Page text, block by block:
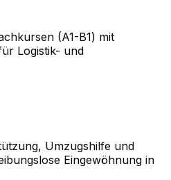
(A1-B1) mit
Logistik- und
Umzugshilfe und
Eingewöhnung in